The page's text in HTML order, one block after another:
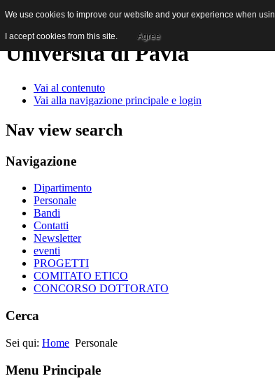
Università di Pavia
Vai al contenuto
Vai alla navigazione principale e login
Nav view search
Navigazione
Dipartimento
Personale
Bandi
Contatti
Newsletter
eventi
PROGETTI
COMITATO ETICO
CONCORSO DOTTORATO
Cerca
Sei qui: Home Personale
Menu Principale
We use cookies to improve our website and your experience when
I accept cookies from this site. Agree